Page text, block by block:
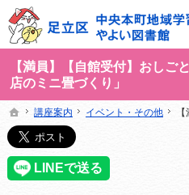
【満員】【自館受付】おしご
店のミニ畳づくり」
3世代で楽しめる地域のひろば。当サイトでは地域
足立区中央本町地域学習センターや図書館の総合案
ホーム
講座案内 イベント・その他 【
ホーム
講座案内 イベント・その他 【